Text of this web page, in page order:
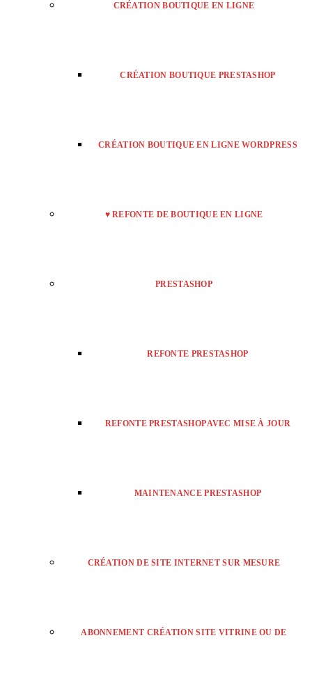
CRÉATION BOUTIQUE EN LIGNE
CRÉATION BOUTIQUE PRESTASHOP
CRÉATION BOUTIQUE EN LIGNE WORDPRESS
♥ REFONTE DE BOUTIQUE EN LIGNE
PRESTASHOP
REFONTE PRESTASHOP
REFONTE PRESTASHOP AVEC MISE À JOUR
MAINTENANCE PRESTASHOP
CRÉATION DE SITE INTERNET SUR MESURE
ABONNEMENT CRÉATION SITE VITRINE OU DE